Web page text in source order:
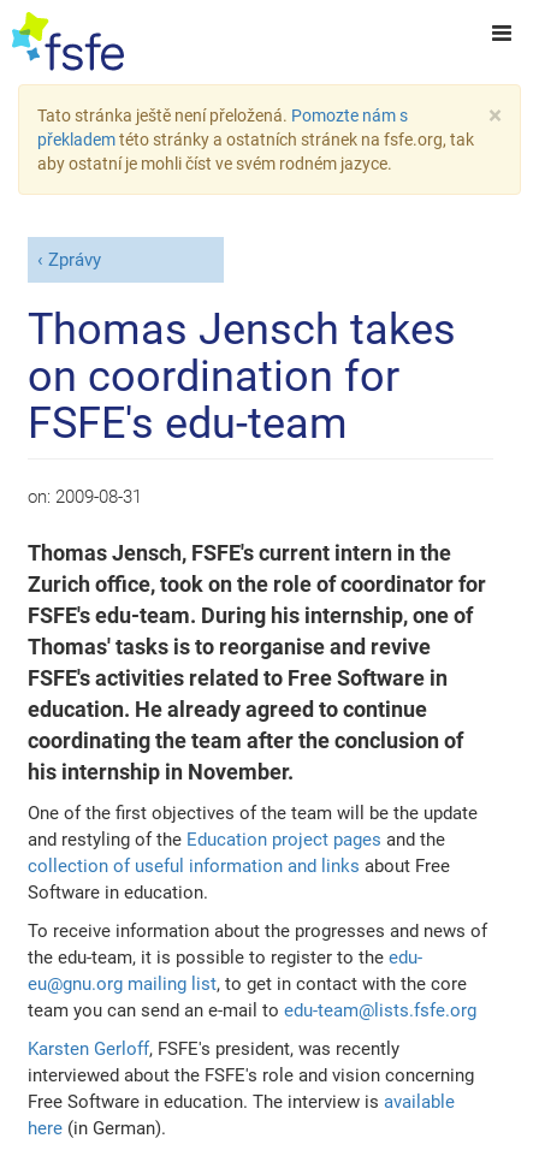
×
Tato stránka ještě není přeložená. Pomozte nám s
překlademtéto stránky a ostatních stránek na fsfe.org, tak
aby ostatní je mohli číst ve svém rodném jazyce.
Zprávy
Thomas Jensch takes
on coordination for
FSFE's edu-team
on: 2009-08-31
Thomas Jensch, FSFE's current intern in the
Zurich office, took on the role of coordinator for
FSFE's edu-team. During his internship, one of
Thomas' tasks is to reorganise and revive
FSFE's activities related to Free Software in
education. He already agreed to continue
coordinating the team after the conclusion of
his internship in November.
One of the first objectives of the team will be the update
and restyling of the Education project pages and the
collection of useful information and links about Free
Software in education.
To receive information about the progresses and news of
the edu-team, it is possible to register to theedu-
eu@gnu.org mailing list, to get in contact with the core
team you can send an e-mail toedu-team@lists.fsfe.org
Karsten Gerloff, FSFE's president, was recently
interviewed about the FSFE's role and vision concerning
Free Software in education. The interview isavailable
here (in German).